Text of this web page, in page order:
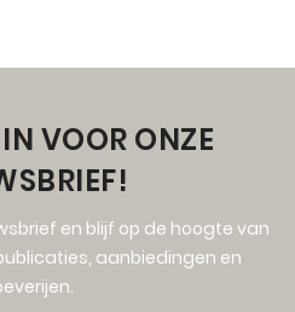
VOOR ONZE
en blijf op de hoogte van
aanbiedingen en